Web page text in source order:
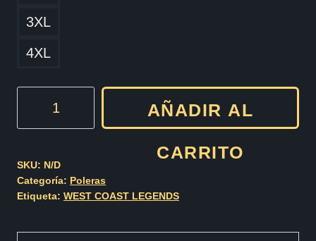
3XL
4XL
cantidad
AÑADIR AL
CARRITO
SKU: N/D
Categoría: Poleras
Etiqueta: WEST COAST LEGENDS